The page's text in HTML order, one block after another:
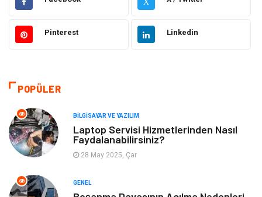
Gıda Eğitim & Kariyer
Hukuk
Giyim Turizm
Otomotiv Eğitim Kurumları
Yapı İnşaat
X
Pinterest Linkedin
POPÜLER
BILGISAYAR VE YAZILIM
Laptop Servisi Hizmetlerinden Nasıl
Faydalanabilirsiniz?
28 May 2025, Çar
GENEL